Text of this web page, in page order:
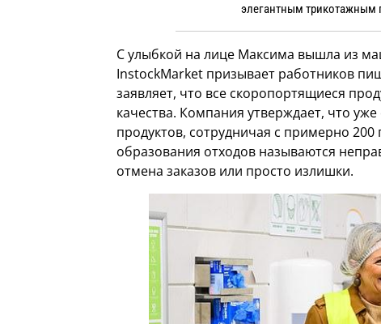
элегантным
С улыбкой на лице Максима вышла из
InstockMarket призывает работников
заявляет, что все скоропортящиеся
качества. Компания утверждает, что
продуктов, сотрудничая с примерно
образования отходов называются
отмена заказов или просто излишки.